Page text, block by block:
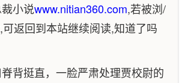
小说www.nitian360.com,若被浏/
返回到本站继续阅读,知道了吗
背挺直，一脸严肃处理贾校尉的